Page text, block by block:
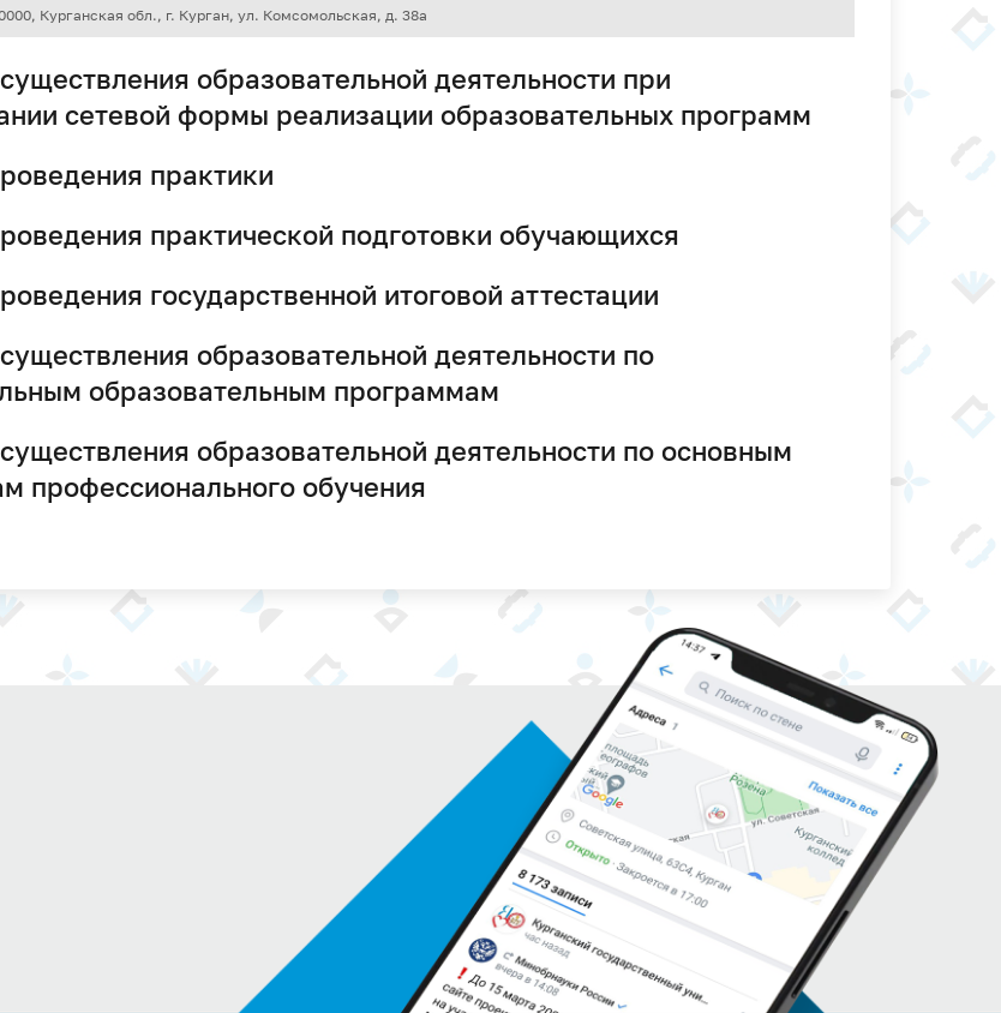
Курганская обл., г. Курган, ул. ​Комсомольская, д. 38а
образовательной деятельности при
сетевой формы реализации образовательных программ
практики
практической подготовки обучающихся
государственной итоговой аттестации
образовательной деятельности по
образовательным программам
образовательной деятельности по основным
профессионального обучения